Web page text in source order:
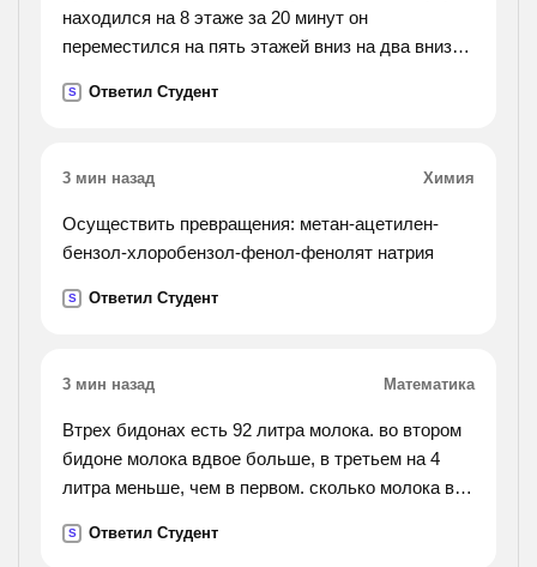
находился на 8 этаже за 20 минут он
переместился на пять этажей вниз на два вниз
вниз на каком этаже лифт ноходится после всех
этажа 2.7 метра?
S Ответил Студент
3 мин назад Химия
Осуществить превращения: метан-ацетилен-
бензол-хлоробензол-фенол-фенолят натрия
S Ответил Студент
3 мин назад Математика
Втрех бидонах есть 92 литра молока. во втором
бидоне молока вдвое больше, в третьем на 4
литра меньше, чем в первом. сколько молока в
S Ответил Студент